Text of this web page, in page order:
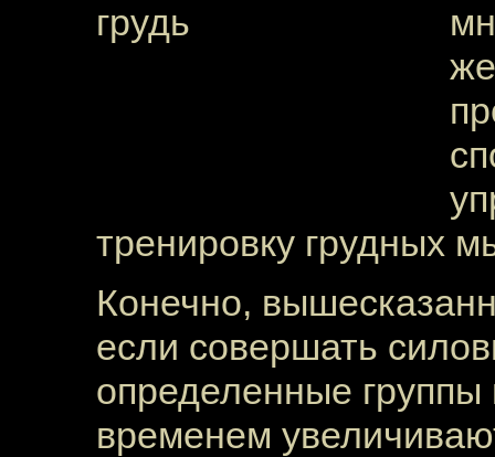
тренировку грудных
Конечно,
если совершать
определенные
временем